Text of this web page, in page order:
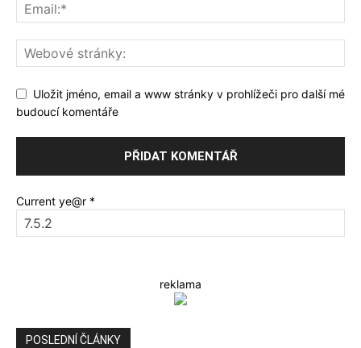
Uložit jméno, email a www stránky v prohlížeči pro další mé
budoucí komentáře
Current ye@r *
reklama
POSLEDNÍ ČLÁNKY